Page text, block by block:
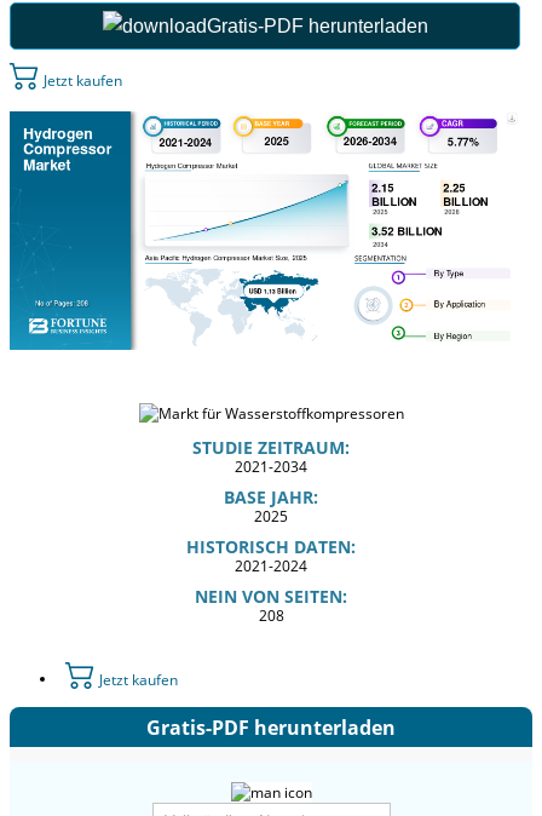
Gratis-PDF herunterladen
Jetzt kaufen
STUDIE ZEITRAUM:
2021-2034
BASE JAHR:
2025
HISTORISCH DATEN:
2021-2024
NEIN VON SEITEN:
208
Jetzt kaufen
Gratis-PDF herunterladen